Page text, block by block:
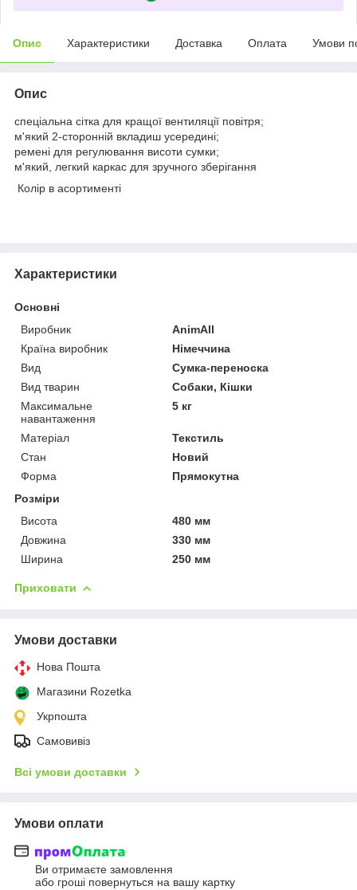
Опис Характеристики Доставка Оплата Умови
Опис
спеціальна сітка для кращої вентиляції повітря;
м'який 2-сторонній вкладиш усередині;
ремені для регулювання висоти сумки;
м'який, легкий каркас для зручного зберігання
Колір в асортименті
Характеристики
Основні
Виробник
AnimAll
Країна виробник
Німеччина
Вид
Сумка-переноска
Вид тварин
Собаки, Кішки
Максимальне
навантаження
5 кг
Матеріал
Текстиль
Стан
Новий
Форма
Прямокутна
Розміри
Висота
480 мм
Довжина
330 мм
Ширина
250 мм
Приховати
Умови доставки
Нова Пошта
Магазини Rozetka
Укрпошта
Самовивіз
Всі умови доставки
Умови оплати
Ви отримаєте замовлення
або гроші повернуться на вашу картку